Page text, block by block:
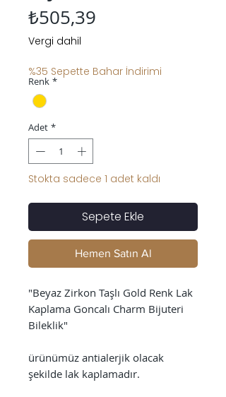
₺505,39
Vergi dahil
%35 Sepette Bahar İndirimi
Renk *
Adet *
Stokta sadece 1 adet kaldı
Sepete Ekle
Hemen Satın Al
"Beyaz Zirkon Taşlı Gold Renk Lak
Kaplama Goncalı Charm Bijuteri
Bileklik"
ürünümüz antialerjik olacak
şekilde lak kaplamadır.